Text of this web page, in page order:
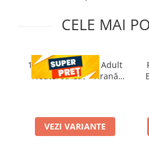
ROYAL CANIN DIETE
HILLS PD
ANTIPARAZITARE EXTERNE
DIETĂ USCATĂ
DIETĂ UMEDĂ
ADVANTAGE
PASTILE
CELE MAI
1.5 kg Virbac HPM Adult
Neutered Cat – Hrană
VEZI VARIANTE